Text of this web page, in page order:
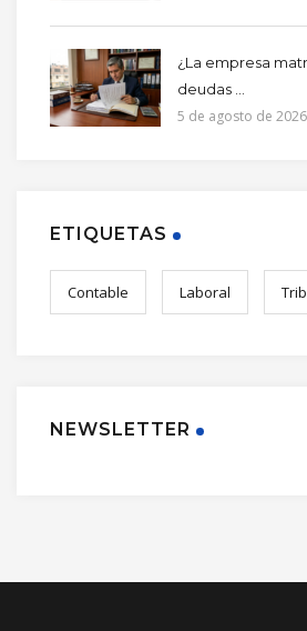
¿La empresa
deudas ...
5 de agosto de 2026
ETIQUETAS
Contable Laboral
NEWSLETTER